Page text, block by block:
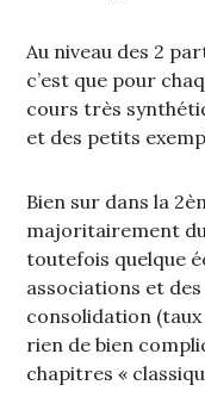
Au niveau des 2
c’est que pour
cours très
et des petits
Bien sur dans la
majoritairement
toutefois quelque
associations et
consolidation
rien de bien
chapitres «